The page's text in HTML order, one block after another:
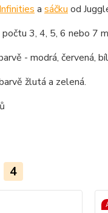
Infinities a sáčku od
3, 4, 5, 6 nebo 7
- modrá, červená,
žlutá a zelená.
4